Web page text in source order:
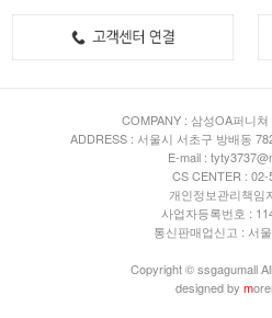
COMPANY : 삼성OA퍼니
ADDRESS : 서울시 서초구 방배동
E-mail :
CS CENTER :
개인정보관리책임
사업자등록번호 :
통신판매업신고 : 서
Copyright © ssgagumall
designed by m